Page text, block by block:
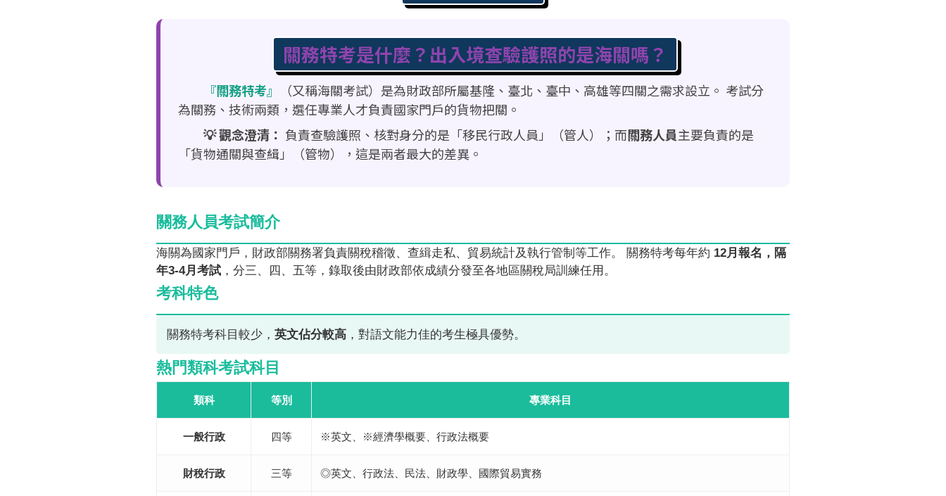
關務特考是什麼？出入境查驗護照的是海關嗎？
『關務特考』
（又稱海關考試）是為財政部所屬基隆、臺北、臺中、高雄等四關之需求設立。 考試分
為關務、技術兩類，選任專業人才負責國家門戶的貨物把關。
💡 觀念澄清： 負責查驗護照、核對身分的是「移民行政人員」（管人）；而關務人員主要負責的是
「貨物通關與查緝」（管物），這是兩者最大的差異。
關務人員考試簡介
海關為國家門戶，財政部關務署負責關稅稽徵、查緝走私、貿易統計及執行管制等工作。 關務特考每年約 12月報名，隔
年3-4月考試 ，分三、四、五等，錄取後由財政部依成績分發至各地區關稅局訓練任用。
考科特色
關務特考科目較少， 英文佔分較高 ，對語文能力佳的考生極具優勢。
熱門類科考試科目
類科 等別 專業科目
一般行政 四等 ※英文、※經濟學概要、行政法概要
財稅行政 三等 ◎英文、行政法、民法、財政學、國際貿易實務